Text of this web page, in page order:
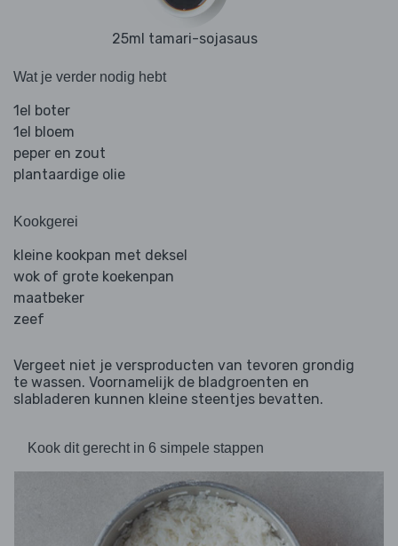
25ml tamari-sojasaus
Wat je verder nodig hebt
1el boter
1el bloem
peper en zout
plantaardige olie
Kookgerei
kleine kookpan met deksel
wok of grote koekenpan
maatbeker
zeef
Vergeet niet je versproducten van tevoren grondig
te wassen. Voornamelijk de bladgroenten en
slabladeren kunnen kleine steentjes bevatten.
Kook dit gerecht in 6 simpele stappen